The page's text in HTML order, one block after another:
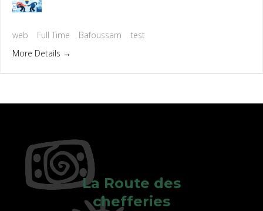
web Full Time Bafoussam
test
More Details
La Route des
chefferies